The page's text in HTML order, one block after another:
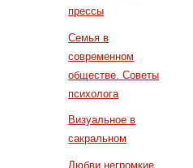
прессы
Семья в
современном
обществе. Советы
психолога
Визуальное в
сакральном
Любви негромкие